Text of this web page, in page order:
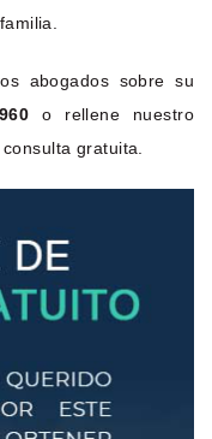
abogados sobre su
o rellene nuestro
gratuita.